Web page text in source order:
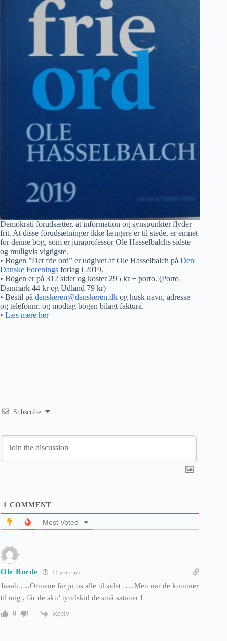
Demokrati forudsætter, at information og synspunkter flyder
frit. At disse forudsætninger ikke længere er til stede, er emnet
for denne bog, som er juraprofessor Ole Hasselbalchs sidste
og muligvis vigtigste.
• Bogen ”Det frie ord” er udgivet af Ole Hasselbalch på Den
Danske Forenings forlag i 2019.
• Bogen er på 312 sider og koster 295 kr + porto. (Porto
Danmark 44 kr og Udland 79 kr)
• Bestil på danskeren@danskeren.dk og husk navn, adresse
og telefonnr. og modtag bogen bilagt faktura.
• Læs mere her
Subscribe
1 COMMENT
Most Voted
Ole Burde 11 years ago
Jaaah ….Ormene får jo os alle til sidst …..Men når de kommer
til mig , får de sku’ tyndskid de små sataner !
0 Reply